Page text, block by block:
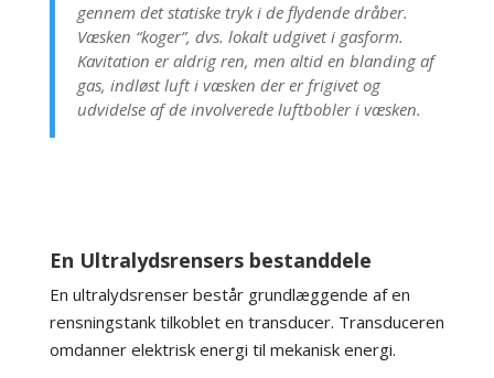
gennem det statiske tryk i de flydende dråber.
Væsken “koger”, dvs. lokalt udgivet i gasform.
Kavitation er aldrig ren, men altid en blanding af
gas, indløst luft i væsken der er frigivet og
udvidelse af de involverede luftbobler i væsken.
En Ultralydsrensers bestanddele
En ultralydsrenser består grundlæggende af en
rensningstank tilkoblet en transducer. Transduceren
omdanner elektrisk energi til mekanisk energi.